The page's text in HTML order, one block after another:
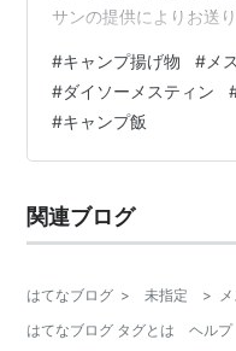
サンの提供によりお送
と思ってプロを装って
りします。 そんな料理
来るのが揚げ物だった
げ物に便利なギア（メ
説したいと思います！
#キャンプ揚げ物 # メ
#ダイソーメスティン
#キャンプ飯
関連ブログ
はてなブログ > 未指定 >
はてなブログ タグとは
ヘルプ